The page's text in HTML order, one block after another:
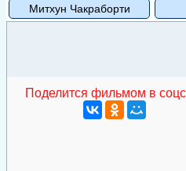
Митхун Чакраборти
Поделится фильмом в